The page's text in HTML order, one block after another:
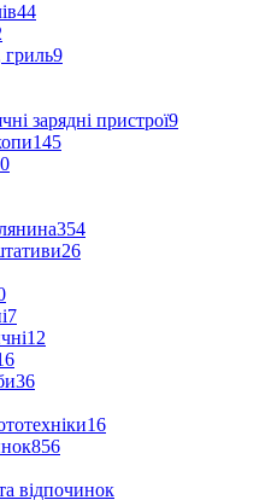
44
9
зарядні пристрої9
145
354
26
7
12
36
16
856
відпочинок